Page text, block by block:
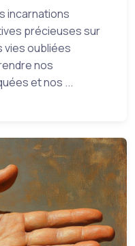
incarnations
précieuses sur
vies oubliées
nos
et nos ...